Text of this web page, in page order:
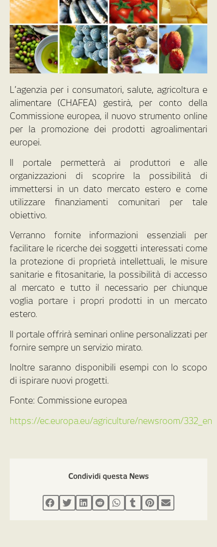
L’agenzia per i consumatori, salute, agricoltura e
alimentare (CHAFEA) gestirà, per conto della
Commissione europea, il nuovo strumento online
per la promozione dei prodotti agroalimentari
europei.
Il portale permetterà ai produttori e alle
organizzazioni di scoprire la possibilità di
immettersi in un dato mercato estero e come
utilizzare finanziamenti comunitari per tale
obiettivo.
Verranno fornite informazioni essenziali per
facilitare le ricerche dei soggetti interessati come
la protezione di proprietà intellettuali, le misure
sanitarie e fitosanitarie, la possibilità di accesso
al mercato e tutto il necessario per chiunque
voglia portare i propri prodotti in un mercato
estero.
Il portale offrirà seminari online personalizzati per
fornire sempre un servizio mirato.
Inoltre saranno disponibili esempi con lo scopo
di ispirare nuovi progetti.
Fonte: Commissione europea
https://ec.europa.eu/agriculture/newsroom/332_en
Condividi questa News